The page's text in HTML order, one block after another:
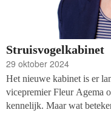
Struisvogelkabinet
29 oktober 2024
Het nieuwe kabinet is er
vicepremier Fleur Agema
kennelijk. Maar wat